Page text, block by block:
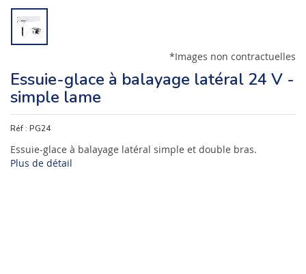
*Images non contractuelles
Essuie-glace à balayage latéral 24 V -
simple lame
Réf : PG24
Essuie-glace à balayage latéral simple et double bras.
Plus de détail